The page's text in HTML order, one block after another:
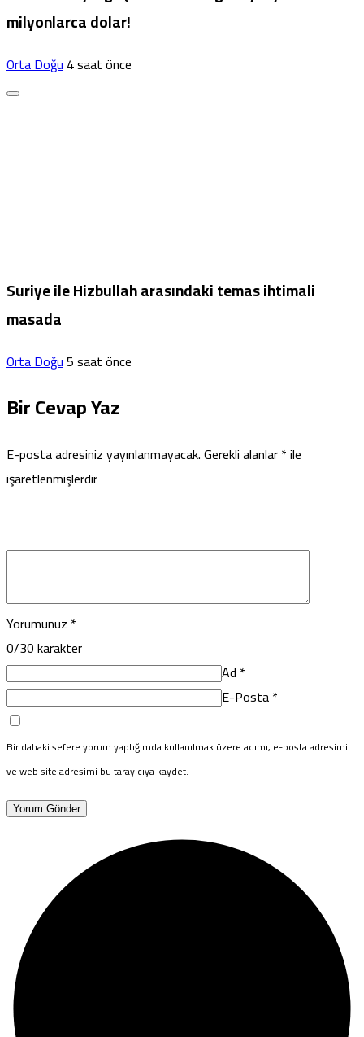
milyonlarca dolar!
Orta Doğu4 saat önce
Suriye ile Hizbullah arasındaki temas ihtimali
masada
Orta Doğu5 saat önce
Bir Cevap Yaz
E-posta adresiniz yayınlanmayacak.Gerekli alanlar*ile
işaretlenmişlerdir
Yorumunuz *
0/30 karakter
Ad *
E-Posta*
Bir dahaki sefere yorum yaptığımda kullanılmak üzere adımı, e-posta adresimi
ve web site adresimi bu tarayıcıya kaydet.
Yorum Gönder